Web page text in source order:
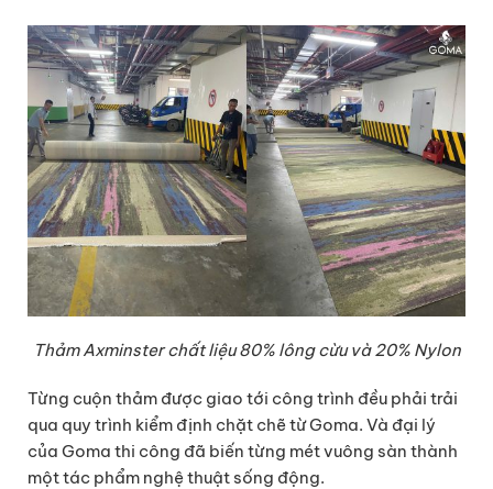
Thảm Axminster chất liệu 80% lông cừu và 20% Nylon
Từng cuộn thảm được giao tới công trình đều phải trải
qua quy trình kiểm định chặt chẽ từ Goma. Và đại lý
của Goma thi công đã biến từng mét vuông sàn thành
một tác phẩm nghệ thuật sống động.